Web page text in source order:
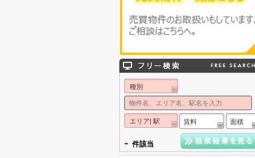
種別
エリア| 駅 賃料 面積
- 件該当